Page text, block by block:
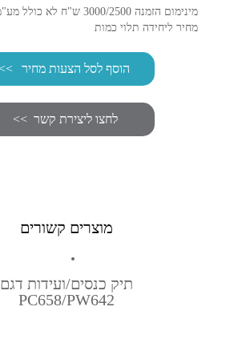
מינימום הזמנה 3000/2500 ש"ח לא כולל מע"מ
מחיר ליחידה תלוי כמות
הוסף לסל הצעות מחיר
מוצרים קשורים
תיק כנסים/ועידות דגם
PC658/PW642